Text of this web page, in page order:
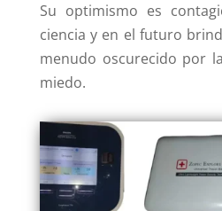
Su optimismo es
ciencia y en el futuro
menudo oscurecido por
miedo.